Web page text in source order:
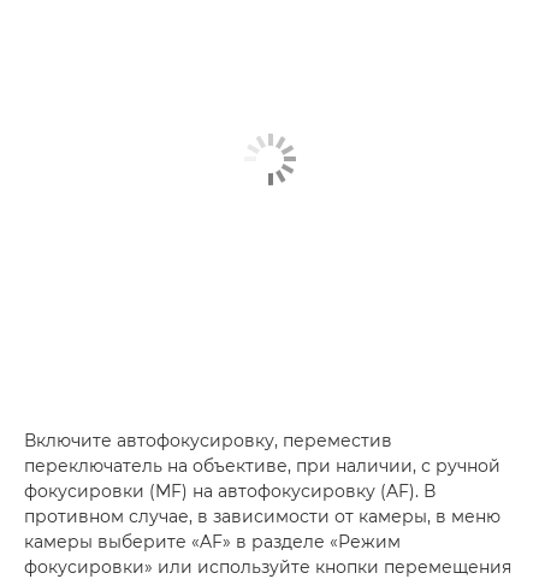
Включите автофокусировку, переместив
переключатель на объективе, при наличии, с ручной
фокусировки (MF) на автофокусировку (AF). В
противном случае, в зависимости от камеры, в меню
камеры выберите «AF» в разделе «Режим
фокусировки» или используйте кнопки перемещения